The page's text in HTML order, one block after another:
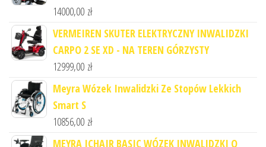
14000,00 zł
VERMEIREN SKUTER ELEKTRYCZNY INWALIDZKI
CARPO 2 SE XD - NA TEREN GÓRZYSTY
12999,00 zł
Meyra Wózek Inwalidzki Ze Stopów Lekkich
Smart S
10856,00 zł
MEYRA ICHAIR BASIC WÓZEK INWALIDZKI O